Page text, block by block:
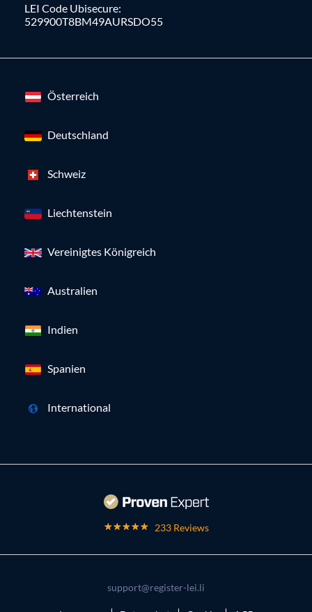
LEI Code Ubisecure:
529900T8BM49AURSDO55
Österreich
Deutschland
Schweiz
Liechtenstein
Vereinigtes Königreich
Australien
Indien
Spanien
International
233 Reviews
support@register-lei.li